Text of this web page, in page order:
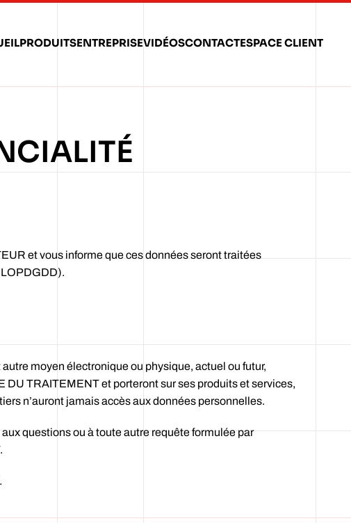
PRODUITSENTREPRISEVIDÉOSCONTACTESPACE CLIENT
et vous informe que ces données seront traitées
moyen électronique ou physique, actuel ou futur,
TRAITEMENT et porteront sur ses produits et services,
n’auront jamais accès aux données personnelles.
questions ou à toute autre requête formulée par